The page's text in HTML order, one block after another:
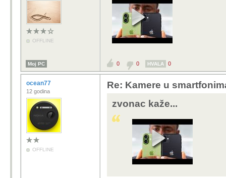
OFFLINE
Moj PC 0 0 HVALA 0
ocean77
12 godina
OFFLINE
Re: Kamere u
zvonac kaže...